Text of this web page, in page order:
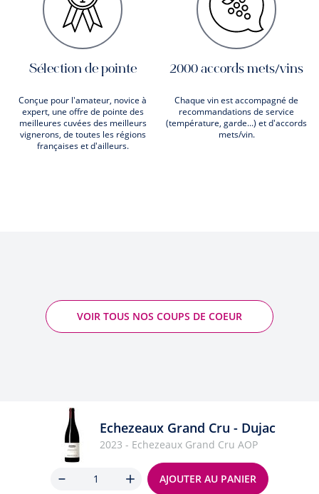
Sélection de pointe
Conçue pour l'amateur, novice à
expert, une offre de pointe des
meilleures cuvées des meilleurs
vignerons, de toutes les régions
françaises et d'ailleurs.
2000 accords mets/vins
Chaque vin est accompagné de
recommandations de service
(température, garde...) et d'accords
mets/vin.
VOIR TOUS NOS COUPS DE COEUR
Echezeaux Grand Cru - Dujac
2023 - Echezeaux Grand Cru AOP
AJOUTER AU PANIER